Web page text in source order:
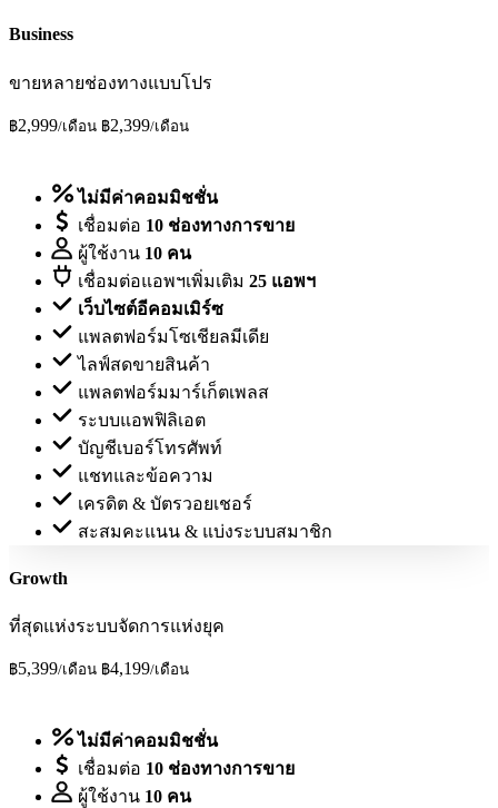
Business
ขายหลายช่องทางแบบโปร
฿2,999/เดือน ฿2,399/เดือน
ไม่มีค่าคอมมิชชั่น
เชื่อมต่อ 10 ช่องทางการขาย
ผู้ใช้งาน 10 คน
เชื่อมต่อแอพฯเพิ่มเติม 25 แอพฯ
เว็บไซต์อีคอมเมิร์ซ
แพลตฟอร์มโซเชียลมีเดีย
ไลฟ์สดขายสินค้า
แพลตฟอร์มมาร์เก็ตเพลส
ระบบแอพฟิลิเอต
บัญชีเบอร์โทรศัพท์
แชทและข้อความ
เครดิต & บัตรวอยเชอร์
สะสมคะแนน & แบ่งระบบสมาชิก
Growth
ที่สุดแห่งระบบจัดการแห่งยุค
฿5,399/เดือน ฿4,199/เดือน
ไม่มีค่าคอมมิชชั่น
เชื่อมต่อ 10 ช่องทางการขาย
ผู้ใช้งาน 10 คน